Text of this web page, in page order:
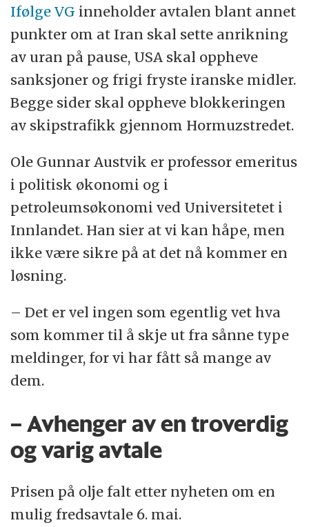
Ifølge VG inneholder avtalen blant annet
punkter om at Iran skal sette anrikning
av uran på pause, USA skal oppheve
sanksjoner og frigi fryste iranske midler.
Begge sider skal oppheve blokkeringen
av skipstrafikk gjennom Hormuzstredet.
Ole Gunnar Austvik er professor emeritus
i politisk økonomi og i
petroleumsøkonomi ved Universitetet i
Innlandet. Han sier at vi kan håpe, men
ikke være sikre på at det nå kommer en
løsning.
– Det er vel ingen som egentlig vet hva
som kommer til å skje ut fra sånne type
meldinger, for vi har fått så mange av
dem.
– Avhenger av en troverdig
og varig avtale
Prisen på olje falt etter nyheten om en
mulig fredsavtale 6. mai.